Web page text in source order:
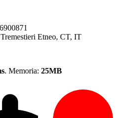
Etneo, CT, IT
. Memoria: 25MB